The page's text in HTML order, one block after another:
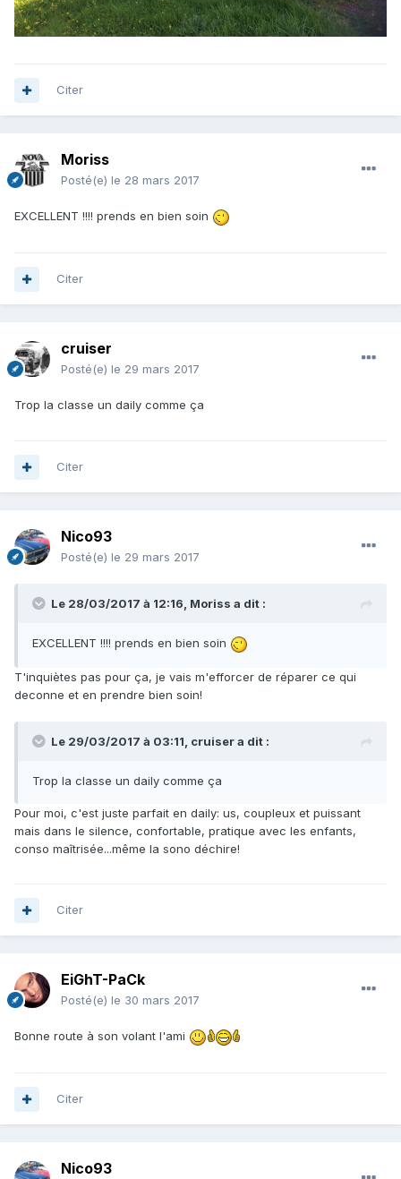
Citer
Moriss
Posté(e) le 28 mars 2017
EXCELLENT !!!! prends en bien soin
Citer
cruiser
Posté(e) le 29 mars 2017
Trop la classe un daily comme ça
Citer
Nico93
Posté(e) le 29 mars 2017
Le 28/03/2017 à 12:16, Moriss a dit :
EXCELLENT !!!! prends en bien soin
T'inquiètes pas pour ça, je vais m'efforcer de réparer ce qui
deconne et en prendre bien soin!
Le 29/03/2017 à 03:11, cruiser a dit :
Trop la classe un daily comme ça
Pour moi, c'est juste parfait en daily: us, coupleux et puissant
mais dans le silence, confortable, pratique avec les enfants,
conso maîtrisée...même la sono déchire!
Citer
EiGhT-PaCk
Posté(e) le 30 mars 2017
Bonne route à son volant l'ami
Citer
Nico93